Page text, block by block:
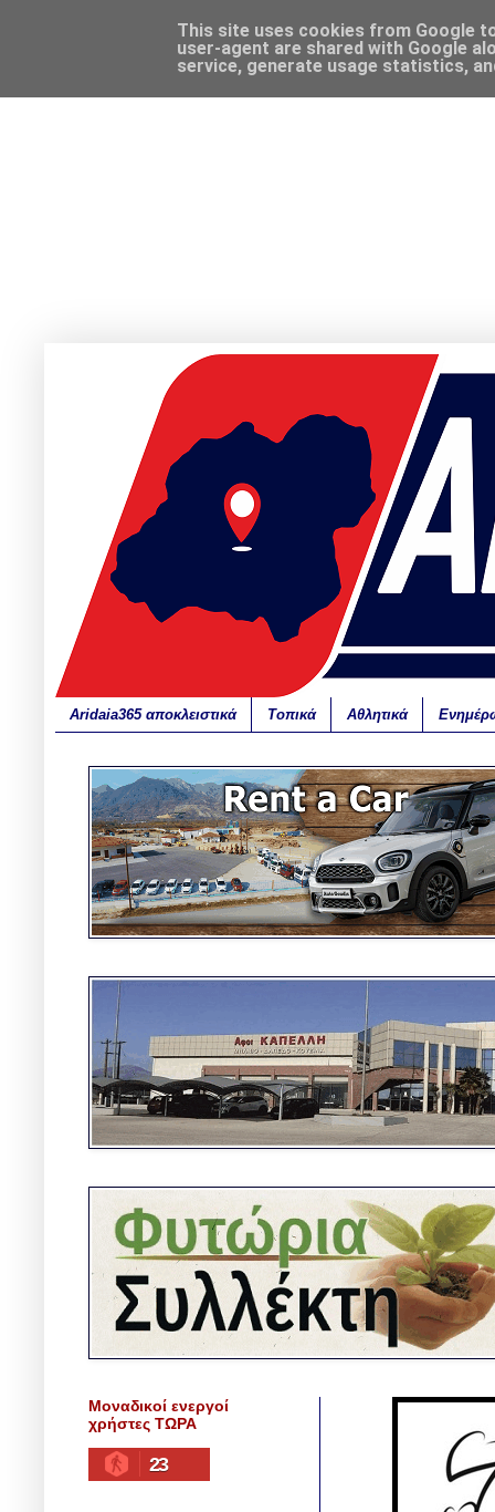
Aridaia365 αποκλειστικά Τοπικά Αθλητικά
Μοναδικοί ενεργοί
χρήστες ΤΩΡΑ
23
This site uses cookies from Google
user-agent are shared with Google
service, generate usage statistics,